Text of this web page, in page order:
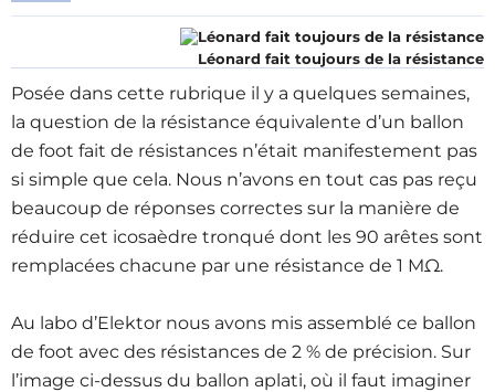
Léonard fait toujours de la résistance
Posée dans cette rubrique il y a quelques semaines,
la question de la résistance équivalente d’un ballon
de foot fait de résistances n’était manifestement pas
si simple que cela. Nous n’avons en tout cas pas reçu
beaucoup de réponses correctes sur la manière de
réduire cet icosaèdre tronqué dont les 90 arêtes sont
remplacées chacune par une résistance de 1 MΩ.
Au labo d’Elektor nous avons mis assemblé ce ballon
de foot avec des résistances de 2 % de précision. Sur
l’image ci-dessus du ballon aplati, où il faut imaginer